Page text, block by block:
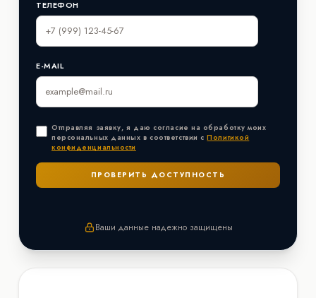
ТЕЛЕФОН
E-MAIL
Отправляя заявку, я даю согласие на обработку моих
персональных данных в соответствии сПолитикой
конфиденциальности
Ваши данные надежно защищены